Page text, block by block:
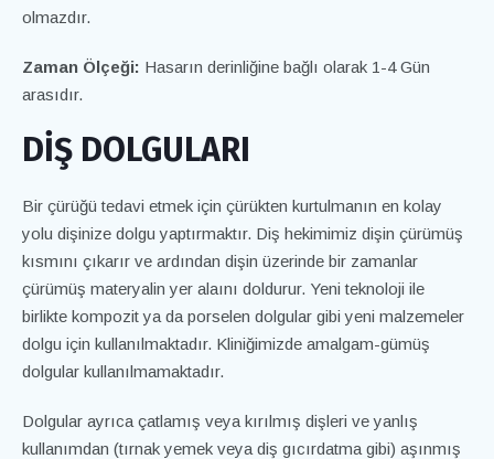
olmazdır.
Zaman Ölçeği: Hasarın derinliğine bağlı olarak 1-4 Gün
arasıdır.
DİŞ DOLGULARI
Bir çürüğü tedavi etmek için çürükten kurtulmanın en kolay
yolu dişinize dolgu yaptırmaktır. Diş hekimimiz dişin çürümüş
kısmını çıkarır ve ardından dişin üzerinde bir zamanlar
çürümüş materyalin yer alaını doldurur. Yeni teknoloji ile
birlikte kompozit ya da porselen dolgular gibi yeni malzemeler
dolgu için kullanılmaktadır. Kliniğimizde amalgam-gümüş
dolgular kullanılmamaktadır.
Dolgular ayrıca çatlamış veya kırılmış dişleri ve yanlış
kullanımdan (tırnak yemek veya diş gıcırdatma gibi) aşınmış